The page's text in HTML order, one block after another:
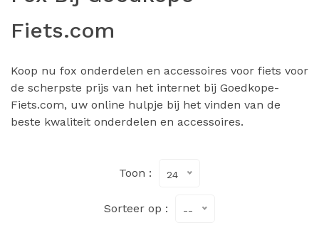
Fiets.com
Koop nu fox onderdelen en accessoires voor fiets voor
de scherpste prijs van het internet bij Goedkope-
Fiets.com, uw online hulpje bij het vinden van de
beste kwaliteit onderdelen en accessoires.
Toon : 24
Sorteer op : --